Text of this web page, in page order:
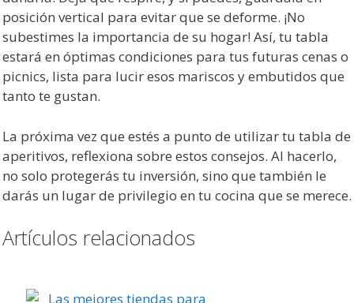
posición vertical para evitar que se deforme. ¡No
subestimes la importancia de su hogar! Así, tu tabla
estará en óptimas condiciones para tus futuras cenas o
picnics, lista para lucir esos mariscos y embutidos que
tanto te gustan.
La próxima vez que estés a punto de utilizar tu tabla de
aperitivos, reflexiona sobre estos consejos. Al hacerlo,
no solo protegerás tu inversión, sino que también le
darás un lugar de privilegio en tu cocina que se merece.
Artículos relacionados